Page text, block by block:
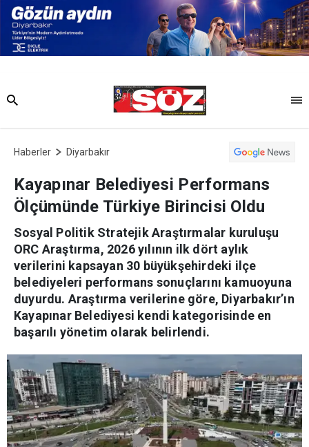
Haberler Diyarbakır
Kayapınar Belediyesi Performans
Ölçümünde Türkiye Birincisi Oldu
Sosyal Politik Stratejik Araştırmalar kuruluşu
ORC Araştırma, 2026 yılının ilk dört aylık
verilerini kapsayan 30 büyükşehirdeki ilçe
belediyeleri performans sonuçlarını kamuoyuna
duyurdu. Araştırma verilerine göre, Diyarbakır’ın
Kayapınar Belediyesi kendi kategorisinde en
başarılı yönetim olarak belirlendi.